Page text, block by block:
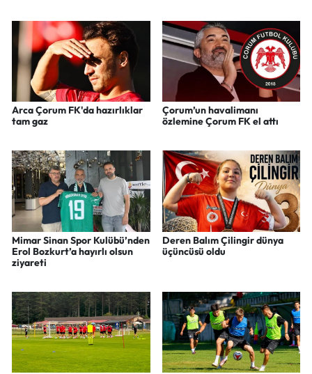
Arca Çorum FK'da hazırlıklar
tam gaz
Çorum’un havalimanı
özlemine Çorum FK el attı
Mimar Sinan Spor Kulübü’nden
Erol Bozkurt’a hayırlı olsun
ziyareti
Deren Balım Çilingir dünya
üçüncüsü oldu